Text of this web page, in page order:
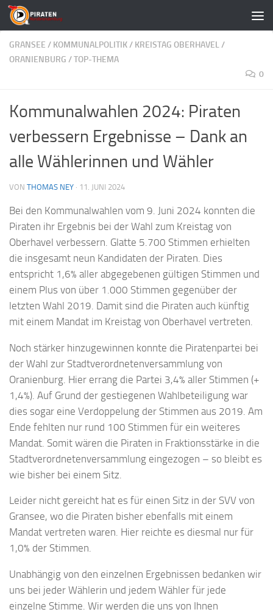
Zum Inhalt springen
GRANSEE / KOMMUNALPOLITIK/ KREISTAG OBERHAVEL/
ORANIENBURG /TOP-THEMA
0
Kommunalwahlen 2024: Piraten
verbessern Ergebnisse – Dank an
alle Wählerinnen und Wähler
VON THOMAS NEY · 11. JUNI 2024
Bei den Kommunalwahlen vom 9. Juni 2024 konnten die
Piraten ihr Ergebnis bei der Wahl zum Kreistag von
Oberhavel verbessern. Glatte 5.700 Stimmen erhielten
die insgesamt neun Kandidaten der Piraten. Dies
entspricht 1,6% aller abgegebenen gültigen Stimmen und
einem Plus von über 1.000 Stimmen gegenüber der
letzten Wahl 2019. Damit sind die Piraten auch künftig
mit einem Mandat im Kreistag von Oberhavel vertreten.
Noch stärker hinzugewinnen konnte die Piratenpartei bei
der Wahl zur Stadtverordnetenversammlung von
Oranienburg. Hier errang die Partei 3,4% aller Stimmen (+
1,4%). Auf Grund der gestiegenen Wahlbeteiligung war
dies sogar eine Verdoppelung der Stimmen aus 2019. Am
Ende fehlten nur rund 100 Stimmen für ein weiteres
Mandat. Somit wären die Piraten in Fraktionsstärke in die
Stadtverordnetenversammlung eingezogen – so bleibt es
wie bisher bei einem Sitz.
Leider nicht gereicht hat es für einen Sitz in der SVV von
Gransee, wo die Piraten bisher ebenfalls mit einem
Mandat vertreten waren. Hier reichte es diesmal nur für
1,0% der Stimmen.
Unabhängig von den einzelnen Ergebnissen bedanken wir
uns bei jeder Wählerin und jedem Wähler für jede
einzelne Stimme. Wir werden die uns von Ihnen